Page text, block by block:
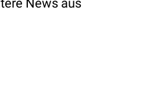
News aus